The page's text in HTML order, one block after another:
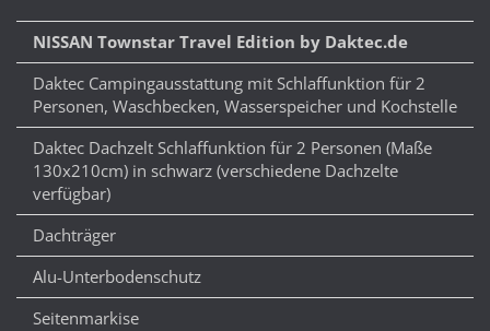
NISSAN Townstar Travel Edition by Daktec.de
Daktec Campingausstattung mit Schlaffunktion für 2
Personen, Waschbecken, Wasserspeicher und Kochstelle
Daktec Dachzelt Schlaffunktion für 2 Personen (Maße
130x210cm) in schwarz (verschiedene Dachzelte
verfügbar)
Dachträger
Alu-Unterbodenschutz
Seitenmarkise